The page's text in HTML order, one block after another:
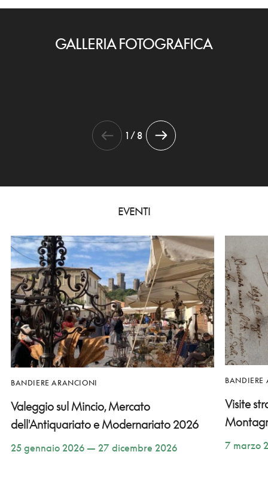
GALLERIA FOTOGRAFICA
1 / 8
EVENTI
BANDIERE ARANCIONI
Valeggio sul Mincio, Mercato
dell'Antiquariato e Modernariato 2026
25 gennaio 2026 — 27 dicembre 2026
BANDIERE
Visite
7 marzo